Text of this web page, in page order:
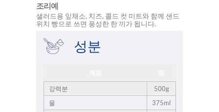
조리예
샐러드용 잎채소, 치즈, 콜드 컷 미트와 함께 샌드
위치 빵으로 쓰면 풍성한 한 끼가 됩니다.
성분
강력분
500g
물
375ml